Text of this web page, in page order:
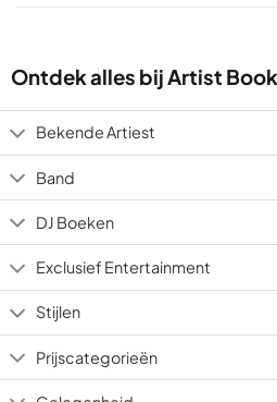
Ontdek alles bij Artist
Bekende Artiest
Band
DJ Boeken
Exclusief Entertainment
Stijlen
Prijscategorieën